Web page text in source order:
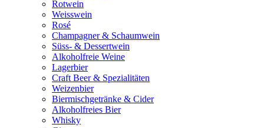
Rotwein
Weisswein
Rosé
Champagner & Schaumwein
Süss- & Dessertwein
Alkoholfreie Weine
Lagerbier
Craft Beer & Spezialitäten
Weizenbier
Biermischgetränke & Cider
Alkoholfreies Bier
Whisky